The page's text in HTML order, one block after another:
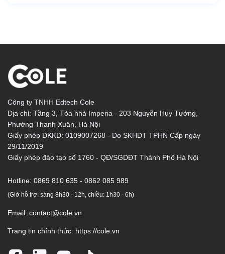
Công ty TNHH Edtech Cole
Địa chỉ: Tầng 3, Tòa nhà Imperia - 203 Nguyễn Huy Tưởng,
Phường Thanh Xuân, Hà Nội
Giấy phép ĐKKD: 0109007268 - Do SKHĐT TPHN Cấp ngày
29/11/2019
Giấy phép đào tạo số 1760 - QĐ/SGDĐT Thành Phố Hà Nội
Hotline: 0869 810 635 - 0862 085 989
(Giờ hỗ trợ: sáng 8h30 - 12h, chiều: 1h30 - 6h)
Email: contact@cole.vn
Trang tin chính thức: https://cole.vn